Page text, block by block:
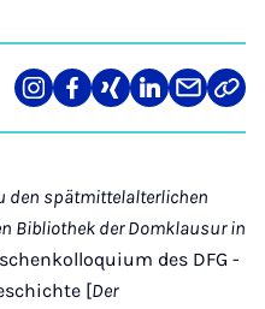
Share
on
Teilen
auf
Teilen
auf
Teilen
auf
Teilen
über
Link
den spätmittelalterlichen
Bibliothek der Domklausur in
des DFG -
[Der